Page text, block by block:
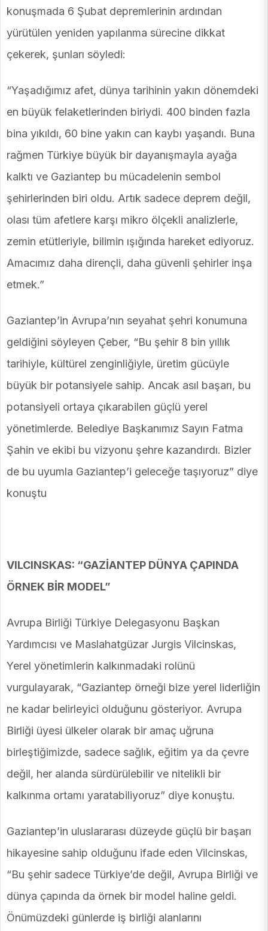
konuşmada 6 Şubat depremlerinin ardından
yürütülen yeniden yapılanma sürecine dikkat
çekerek, şunları söyledi:
“Yaşadığımız afet, dünya tarihinin yakın dönemdeki
en büyük felaketlerinden biriydi. 400 binden fazla
bina yıkıldı, 60 bine yakın can kaybı yaşandı. Buna
rağmen Türkiye büyük bir dayanışmayla ayağa
kalktı ve Gaziantep bu mücadelenin sembol
şehirlerinden biri oldu. Artık sadece deprem değil,
olası tüm afetlere karşı mikro ölçekli analizlerle,
zemin etütleriyle, bilimin ışığında hareket ediyoruz.
Amacımız daha dirençli, daha güvenli şehirler inşa
etmek.”
Gaziantep’in Avrupa’nın seyahat şehri konumuna
geldiğini söyleyen Çeber, “Bu şehir 8 bin yıllık
tarihiyle, kültürel zenginliğiyle, üretim gücüyle
büyük bir potansiyele sahip. Ancak asıl başarı, bu
potansiyeli ortaya çıkarabilen güçlü yerel
yönetimlerde. Belediye Başkanımız Sayın Fatma
Şahin ve ekibi bu vizyonu şehre kazandırdı. Bizler
de bu uyumla Gaziantep’i geleceğe taşıyoruz” diye
konuştu
VILCINSKAS: “GAZİANTEP DÜNYA ÇAPINDA
ÖRNEK BİR MODEL”
Avrupa Birliği Türkiye Delegasyonu Başkan
Yardımcısı ve Maslahatgüzar Jurgis Vilcinskas,
Yerel yönetimlerin kalkınmadaki rolünü
vurgulayarak, “Gaziantep örneği bize yerel liderliğin
ne kadar belirleyici olduğunu gösteriyor. Avrupa
Birliği üyesi ülkeler olarak bir amaç uğruna
birleştiğimizde, sadece sağlık, eğitim ya da çevre
değil, her alanda sürdürülebilir ve nitelikli bir
kalkınma ortamı yaratabiliyoruz” diye konuştu.
Gaziantep’in uluslararası düzeyde güçlü bir başarı
hikayesine sahip olduğunu ifade eden Vilcinskas,
“Bu şehir sadece Türkiye’de değil, Avrupa Birliği ve
dünya çapında da örnek bir model haline geldi.
Önümüzdeki günlerde iş birliği alanlarını